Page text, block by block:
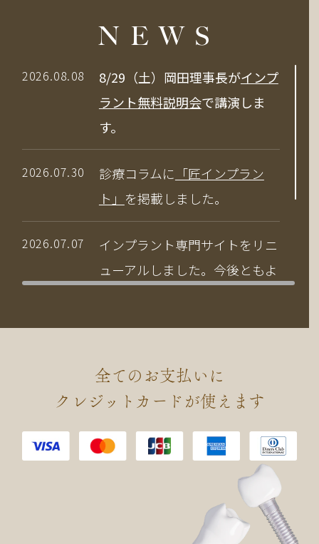
NEWS
2026.08.08 8/29（土）岡田理事長がインプ
ラント無料説明会で講演しま
す。
2026.07.30 診療コラムに 「匠インプラン
ト」 を掲載しました。
2026.07.07
インプラント専門サイトをリニ
ューアルしました。今後ともよ
法人 日本口腔インプラント学
会 認定 口腔インプラント専門
全てのお支払いに
クレジットカードが使えます